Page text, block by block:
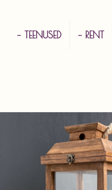
– TEENUSED – RENT